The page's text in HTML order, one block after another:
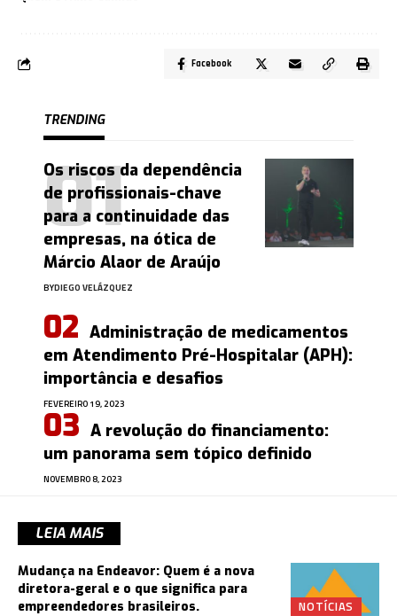
Facebook
TRENDING
Os riscos da dependência
de profissionais-chave
para a continuidade das
empresas, na ótica de
Márcio Alaor de Araújo
BYDIEGO VELÁZQUEZ
Administração de medicamentos
em Atendimento Pré-Hospitalar (APH):
importância e desafios
FEVEREIRO 19, 2023
A revolução do financiamento:
um panorama sem tópico definido
NOVEMBRO 8, 2023
LEIA MAIS
NOTÍCIAS
Mudança na Endeavor: Quem é a nova
diretora-geral e o que significa para
empreendedores brasileiros.